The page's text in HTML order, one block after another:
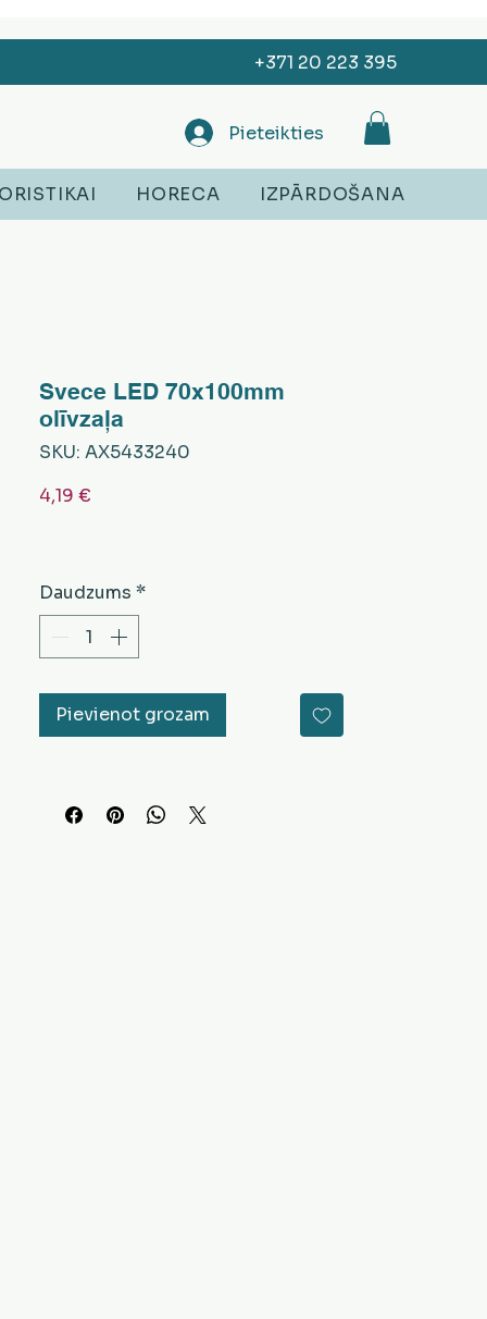
+371 20 223 395
Pieteikties
HORECA IZPĀRDOŠANA
Svece LED 70x100mm
olīvzaļa
SKU: AX5433240
4,19 €
Daudzums *
Pievienot grozam